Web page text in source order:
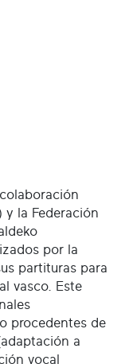
y la Federación
por la
partituras para
vasco. Este
procedentes de
a
vocal